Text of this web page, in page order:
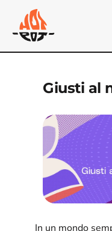
Giusti al
In un mondo